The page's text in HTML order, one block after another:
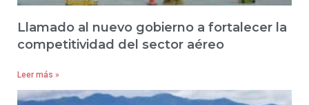
Llamado al nuevo gobierno a fortalecer la
competitividad del sector aéreo
Leer más »